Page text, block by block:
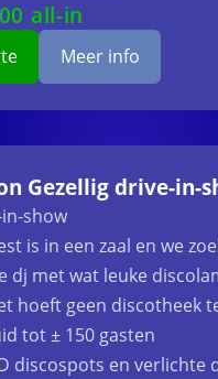
all-in
Meer info
Gezellig drive-in-
is in een zaal en we
dj met wat leuke
hoeft geen discotheek
tot ± 150 gasten
discospots en verlichte